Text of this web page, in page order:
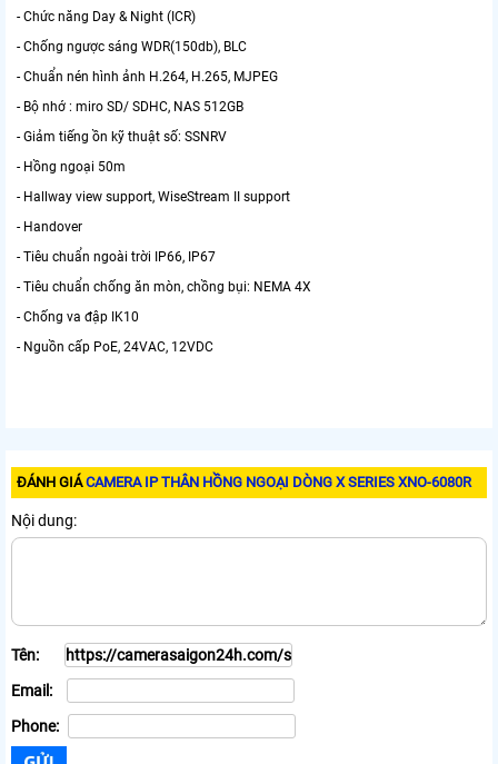
- Chức năng Day & Night (ICR)
- Chống ngược sáng WDR(150db), BLC
- Chuẩn nén hình ảnh H.264, H.265, MJPEG
- Bộ nhớ : miro SD/ SDHC, NAS 512GB
- Giảm tiếng ồn kỹ thuật số: SSNRV
- Hồng ngoại 50m
- Hallway view support, WiseStream II support
- Handover
- Tiêu chuẩn ngoài trời IP66, IP67
- Tiêu chuẩn chống ăn mòn, chồng bụi: NEMA 4X
- Chống va đập IK10
- Nguồn cấp PoE, 24VAC, 12VDC
ĐÁNH GIÁCAMERA IP THÂN HỒNG NGOẠI DÒNG X SERIES XNO-6080R
Nội dung:
Tên:
Email:
Phone: